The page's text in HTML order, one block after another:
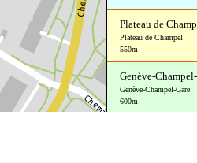
Plateau de
Plateau de Champel
550m
Genève-
Genève-Champel-Gare
600m